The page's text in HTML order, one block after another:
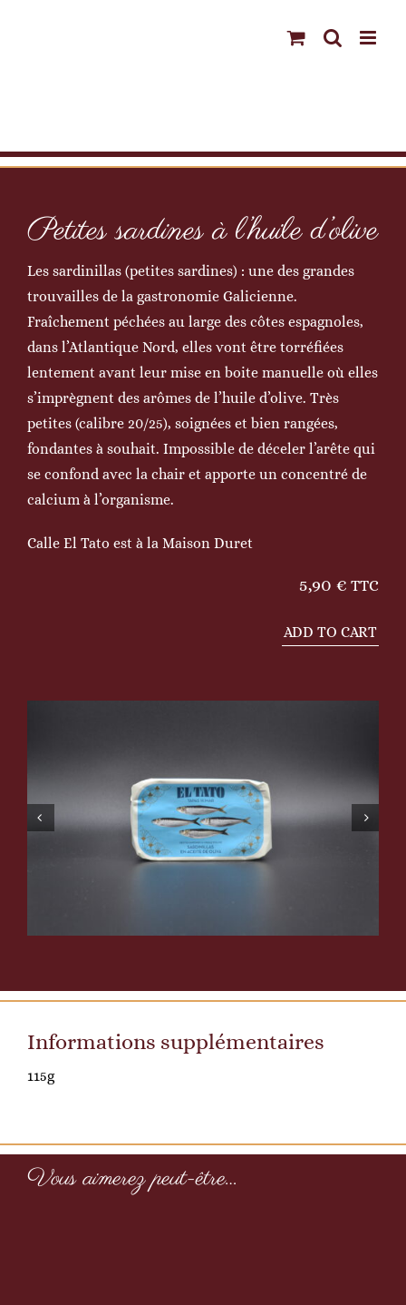
Petites sardines à l’huile d’olive
Les sardinillas (petites sardines) : une des grandes
trouvailles de la gastronomie Galicienne.
Fraîchement péchées au large des côtes espagnoles,
dans l’Atlantique Nord, elles vont être torréfiées
lentement avant leur mise en boite manuelle où elles
s’imprègnent des arômes de l’huile d’olive. Très
petites (calibre 20/25), soignées et bien rangées,
fondantes à souhait. Impossible de déceler l’arête qui
se confond avec la chair et apporte un concentré de
calcium à l’organisme.
Calle El Tato est à la Maison Duret
5,90 € TTC
ADD TO CART
Informations supplémentaires
115g
Vous aimerez peut-être…